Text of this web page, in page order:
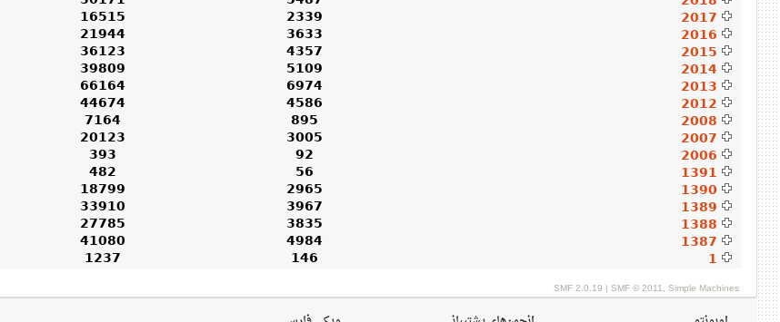
2017
2339
16515
2016
3633
21944
2015
4357
36123
2014
5109
39809
2013
6974
66164
2012
4586
44674
2008
895
7164
2007
3005
20123
2006
92
393
1391
56
482
1390
2965
18799
1389
3967
33910
1388
3835
27785
1387
4984
41080
1
146
1237
SMF 2.0.19 | SMF © 2011 Simple Machines